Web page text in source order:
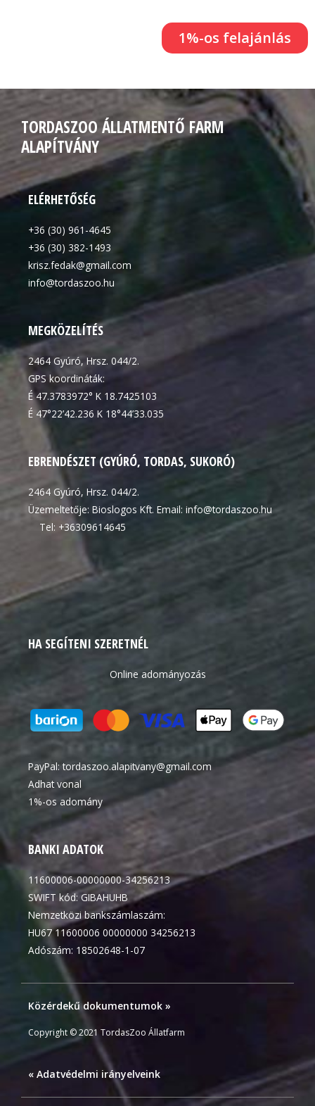
1%-os felajánlás
TORDASZOO ÁLLATMENTŐ FARM
ALAPÍTVÁNY
ELÉRHETŐSÉG
+36 (30) 961-4645
+36 (30) 382-1493
krisz.fedak@gmail.com
info@tordaszoo.hu
MEGKÖZELÍTÉS
2464 Gyúró, Hrsz. 044/2.
GPS koordináták:
É 47.3783972° K 18.7425103
É 47°22’42.236 K 18°44’33.035
EBRENDÉSZET (GYÚRÓ, TORDAS, SUKORÓ)
2464 Gyúró, Hrsz. 044/2.
Üzemeltetője: Bioslogos Kft. Email: info@tordaszoo.hu
Tel: +36309614645
HA SEGÍTENI SZERETNÉL
Online adományozás
PayPal:tordaszoo.alapitvany@gmail.com
Adhat vonal
1%-os adomány
BANKI ADATOK
11600006-00000000-34256213
SWIFT kód: GIBAHUHB
Nemzetközi bankszámlaszám:
HU67 11600006 00000000 34256213
Adószám: 18502648-1-07
Közérdekű dokumentumok »
Copyright © 2021 TordasZoo Állatfarm
« Adatvédelmi irányelveink